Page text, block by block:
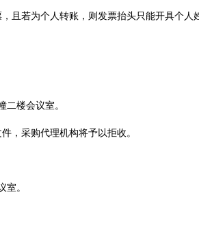
且 若为个人转账，则发票抬头只能开具个人
二楼会议室。
，采购代理机构将予以拒收。
室。